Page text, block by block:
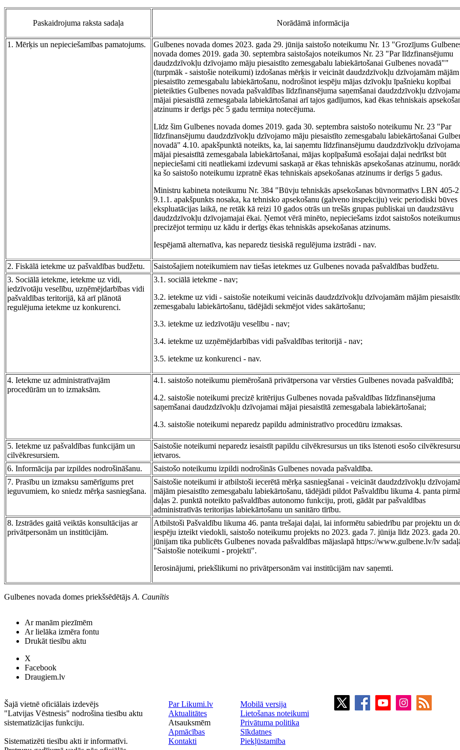
Paskaidrojuma raksta sadaļa Norādāmā informācija
1. Mērķis un nepieciešamības pamatojums.
Gulbenes novada domes 2023. gada 29. jūnija saistošo noteikumu Nr. 13 "Grozījums
novada domes 2019. gada 30. septembra saistošajos noteikumos Nr. 23 "Par līdzfinansējumu
daudzdzīvokļu dzīvojamo māju piesaistīto zemesgabalu labiekārtošanai Gulbenes novadā""
(turpmāk - saistošie noteikumi) izdošanas mērķis ir veicināt daudzdzīvokļu dzīvojamām mājām
piesaistīto zemesgabalu labiekārtošanu, nodrošinot iespēju mājas dzīvokļu īpašnieku kopībai
pieteikties Gulbenes novada pašvaldības līdzfinansējuma saņemšanai daudzdzīvokļu
mājai piesaistītā zemesgabala labiekārtošanai arī tajos gadījumos, kad ēkas tehniskais
atzinums ir derīgs pēc 5 gadu termiņa notecējuma.
Līdz šim Gulbenes novada domes 2019. gada 30. septembra saistošo noteikumu Nr. 23 "Par
līdzfinansējumu daudzdzīvokļu dzīvojamo māju piesaistīto zemesgabalu labiekārtošanai
novadā" 4.10. apakšpunktā noteikts, ka, lai saņemtu līdzfinansējumu daudzdzīvokļu
mājai piesaistītā zemesgabala labiekārtošanai, mājas kopīpašumā esošajai daļai nedrīkst būt
nepieciešami citi neatliekami izdevumi saskaņā ar ēkas tehniskās apsekošanas atzinumu,
ka šo saistošo noteikumu izpratnē ēkas tehniskais apsekošanas atzinums ir derīgs 5 gadus.
Ministru kabineta noteikumu Nr. 384 "Būvju tehniskās apsekošanas būvnormatīvs LBN 405-
9.1.1. apakšpunkts nosaka, ka tehnisko apsekošanu (galveno inspekciju) veic periodiski būves
ekspluatācijas laikā, ne retāk kā reizi 10 gados otrās un trešās grupas publiskai un daudzstāvu
daudzdzīvokļu dzīvojamajai ēkai. Ņemot vērā minēto, nepieciešams izdot saistošos
precizējot termiņu uz kādu ir derīgs ēkas tehniskās apsekošanas atzinums.
Iespējamā alternatīva, kas neparedz tiesiskā regulējuma izstrādi - nav.
2. Fiskālā ietekme uz pašvaldības budžetu.
Saistošajiem noteikumiem nav tiešas ietekmes uz Gulbenes novada pašvaldības budžetu.
3. Sociālā ietekme, ietekme uz vidi,
iedzīvotāju veselību, uzņēmējdarbības vidi
pašvaldības teritorijā, kā arī plānotā
regulējuma ietekme uz konkurenci.
3.1. sociālā ietekme - nav;
3.2. ietekme uz vidi - saistošie noteikumi veicinās daudzdzīvokļu dzīvojamām mājām
zemesgabalu labiekārtošanu, tādējādi sekmējot vides sakārtošanu;
3.3. ietekme uz iedzīvotāju veselību - nav;
3.4. ietekme uz uzņēmējdarbības vidi pašvaldības teritorijā - nav;
3.5. ietekme uz konkurenci - nav.
4. Ietekme uz administratīvajām
procedūrām un to izmaksām.
4.1. saistošo noteikumu piemērošanā privātpersona var vērsties Gulbenes novada pašvaldībā;
4.2. saistošie noteikumi precizē kritērijus Gulbenes novada pašvaldības līdzfinansējuma
saņemšanai daudzdzīvokļu dzīvojamai mājai piesaistītā zemesgabala labiekārtošanai;
4.3. saistošie noteikumi neparedz papildu administratīvo procedūru izmaksas.
5. Ietekme uz pašvaldības funkcijām un
cilvēkresursiem.
Saistošie noteikumi neparedz iesaistīt papildu cilvēkresursus un tiks īstenoti esošo cilvēkresursu
ietvaros.
6. Informācija par izpildes nodrošināšanu.
Saistošo noteikumu izpildi nodrošinās Gulbenes novada pašvaldība.
7. Prasību un izmaksu samērīgums pret
ieguvumiem, ko sniedz mērķa sasniegšana.
Saistošie noteikumi ir atbilstoši iecerētā mērķa sasniegšanai - veicināt daudzdzīvokļu
mājām piesaistīto zemesgabalu labiekārtošanu, tādējādi pildot Pašvaldību likuma 4. panta
daļas 2. punktā noteikto pašvaldības autonomo funkciju, proti, gādāt par pašvaldības
administratīvās teritorijas labiekārtošanu un sanitāro tīrību.
8. Izstrādes gaitā veiktās konsultācijas ar
privātpersonām un institūcijām.
Atbilstoši Pašvaldību likuma 46. panta trešajai daļai, lai informētu sabiedrību par projektu un
iespēju izteikt viedokli, saistošo noteikumu projekts no 2023. gada 7. jūnija līdz 2023. gada 20.
jūnijam tika publicēts Gulbenes novada pašvaldības mājaslapā https://www.gulbene.lv/lv
"Saistošie noteikumi - projekti".
Ierosinājumi, priekšlikumi no privātpersonām vai institūcijām nav saņemti.
Gulbenes novada domes priekšsēdētājs A. Caunītis
Ar manām piezīmēm
Ar lielāka izmēra fontu
Drukāt tiesību aktu
X
Facebook
Draugiem.lv
Šajā vietnē oficiālais izdevējs
"Latvijas Vēstnesis" nodrošina tiesību aktu
sistematizācijas funkciju.
Sistematizēti tiesību akti ir informatīvi.
Par Likumi.lv
Aktualitātes
Atsauksmēm
Apmācības
Kontakti
Mobilā versija
Lietošanas noteikumi
Privātuma politika
Sīkdatnes
Piekļūstamība